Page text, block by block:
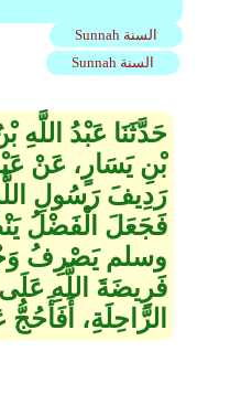
Sunnah السنة
Sunnah السنة
حَدَّثَنَا عَبْدُ
بْنِ يَسَارٍ، عَنْ
رَدِيفَ رَسُولِ
فَجَعَلَ الْفَضْلُ
وسلم يَصْرِفُ
فَرِيضَةَ اللَّهِ
الرَّاحِلَةِ،